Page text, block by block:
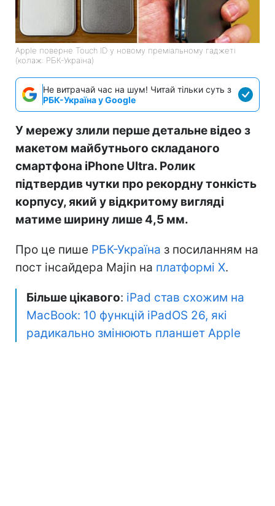
Apple поверне Touch ID у новому преміальному гаджеті
(колаж: РБК-Україна)
Не витрачай час на шум! Читай тільки суть з
РБК-Україна у Google
У мережу злили перше детальне відео з
макетом майбутнього складаного
смартфона iPhone Ultra. Ролик
підтвердив чутки про рекордну тонкість
корпусу, який у відкритому вигляді
матиме ширину лише 4,5 мм.
Про це пише РБК-Україна з посиланням на
пост інсайдера Majin на платформі X.
Більше цікавого: iPad став схожим на
MacBook: 10 функцій iPadOS 26, які
радикально змінюють планшет Apple